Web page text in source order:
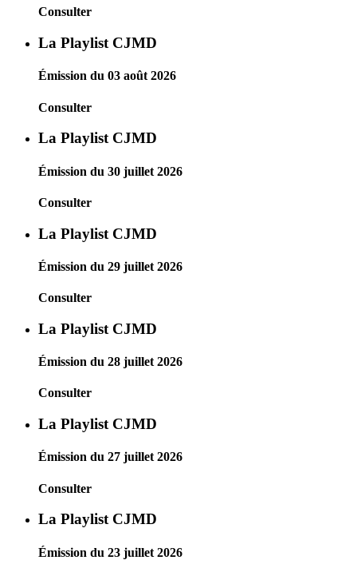
Consulter
La Playlist CJMD
Émission du 03 août 2026
Consulter
La Playlist CJMD
Émission du 30 juillet 2026
Consulter
La Playlist CJMD
Émission du 29 juillet 2026
Consulter
La Playlist CJMD
Émission du 28 juillet 2026
Consulter
La Playlist CJMD
Émission du 27 juillet 2026
Consulter
La Playlist CJMD
Émission du 23 juillet 2026